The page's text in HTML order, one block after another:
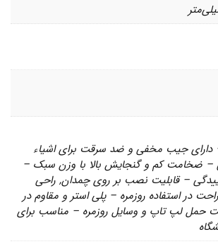
دارای جیب مخفی و ضد سرقت برای اشیاء
– ضخامت کم و گنجایش بالا با وزن سبک –
– قابلیت نصب بر روی چمدان, راحی
در استفاده روزمره – پلی استر و مقاوم در
حمل لپ تاپ و وسایل روزمره – مناسب برای